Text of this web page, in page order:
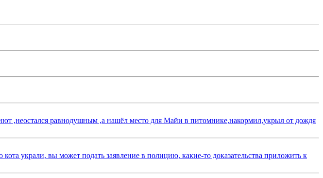
,неостался равнодушным ,а нашёл место для Майи в питомнике,накормил,укрыл от дождя
украли, вы может подать заявление в полицию, какие-то доказательства приложить к